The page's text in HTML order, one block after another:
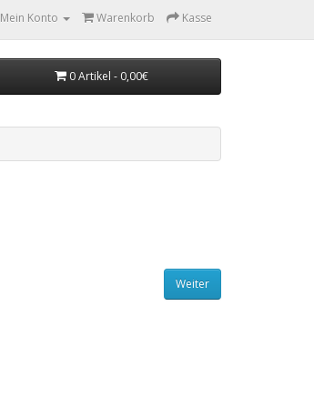
Mein Konto Warenkorb Kasse
0 Artikel - 0,00€
Weiter